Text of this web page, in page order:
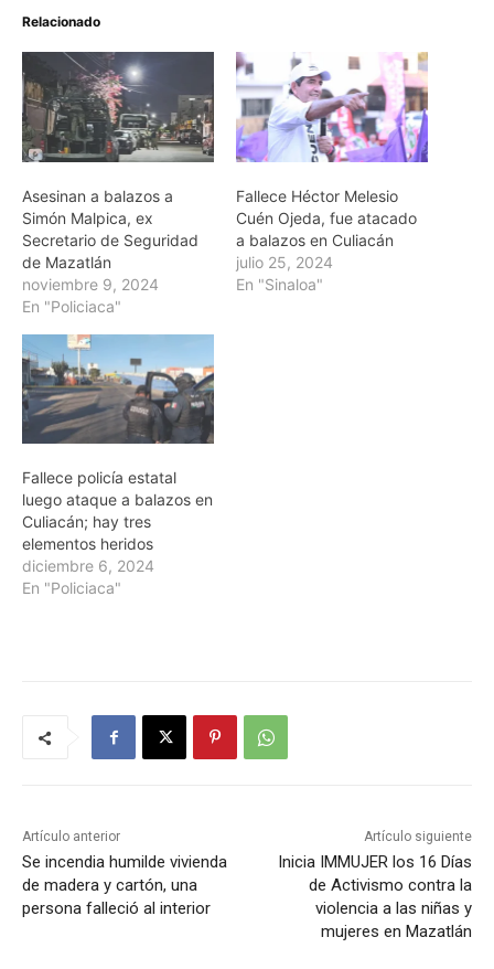
Relacionado
Asesinan a balazos a
Simón Malpica, ex
Secretario de Seguridad
de Mazatlán
noviembre 9, 2024
En "Policiaca"
Fallece Héctor Melesio
Cuén Ojeda, fue atacado
a balazos en Culiacán
julio 25, 2024
En "Sinaloa"
Fallece policía estatal
luego ataque a balazos en
Culiacán; hay tres
elementos heridos
diciembre 6, 2024
En "Policiaca"
Artículo anterior
Se incendia humilde vivienda
de madera y cartón, una
persona falleció al interior
Artículo siguiente
Inicia IMMUJER los 16 Días
de Activismo contra la
violencia a las niñas y
mujeres en Mazatlán